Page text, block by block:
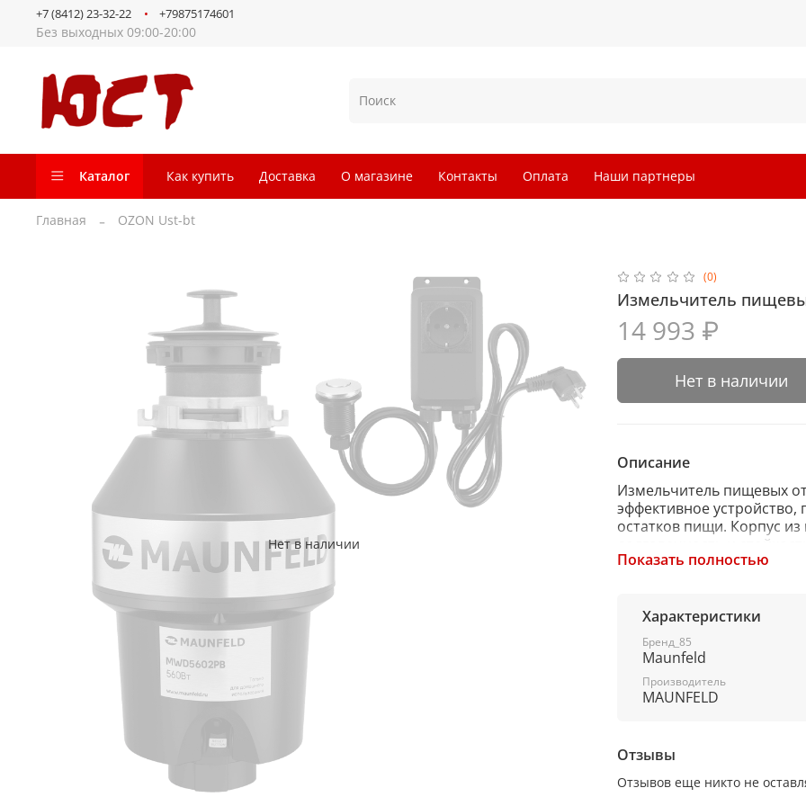
Без выходных 09:00-20:00
+7 (8412) 23-32-22 +79875174601
Каталог Как купить Доставка О магазине Контакты Оплата Наши партнеры
Главная OZON Ust-bt
Нет в наличии
(0)
Измельчитель
14 993 ₽
Нет в наличии
Описание
Измельчитель пищевых
эффективное
остатков пищи. Корпус
долговечность и
мощностью 1 л.с.
Устройство работает по
непрерывный процесс
1100 мл позволяет
один раз. В комплекте с
включения, что делает
увеличивает срок службы
Энергоэффективность
энергопотребление не
Показать полностью
Характеристики
Бренд_85
Maunfeld
Производитель
MAUNFELD
Отзывы
Отзывов еще никто не